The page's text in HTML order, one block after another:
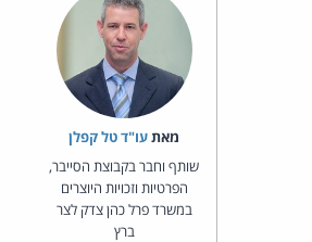
מאת‏עו"ד טל קפלן
שותף וחבר בקבוצת הסייבר,
הפרטיות וזכויות היוצרים
במשרד פרל כהן צדק לצר
ברץ